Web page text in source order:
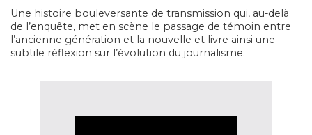
Une histoire bouleversante de transmission qui, au-delà
de l’enquête, met en scène le passage de témoin entre
l’ancienne génération et la nouvelle et livre ainsi une
subtile réflexion sur l’évolution du journalisme.